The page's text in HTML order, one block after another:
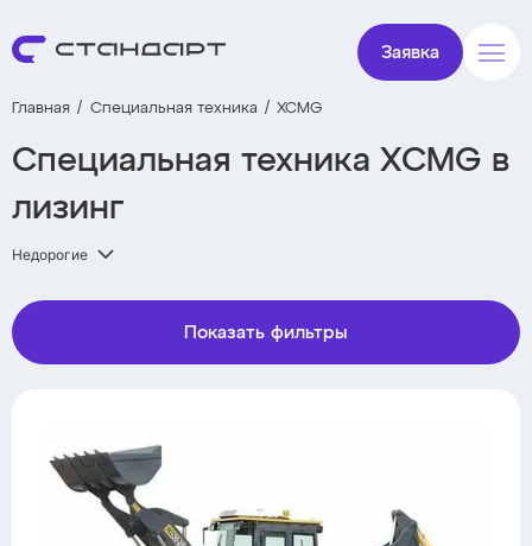
Заявка
Главная Специальная техника XCMG
Специальная техника XCMG в
лизинг
Недорогие
Показать фильтры